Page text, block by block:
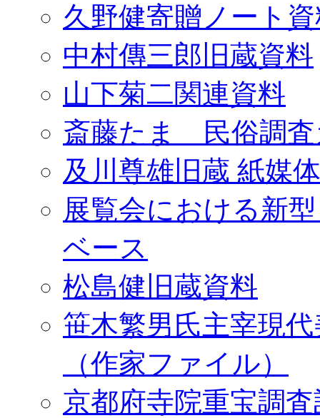
久野健寄贈ノート
中村傳三郎旧蔵資料
山下菊二関連資料
斎藤たま 民俗調査
及川尊雄旧蔵 紙媒
展覧会における新
ベース
松島健旧蔵資料
笹木繁男氏主宰現
（作家ファイル）
京都府寺院重宝調